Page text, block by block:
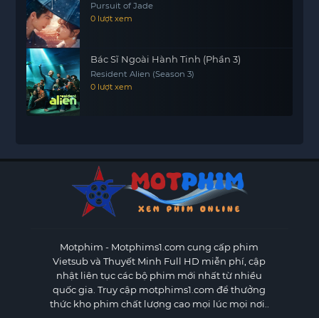
Pursuit of Jade
0 lượt xem
Bác Sĩ Ngoài Hành Tinh (Phần 3)
Resident Alien (Season 3)
0 lượt xem
Motphim - Motphims1.com cung cấp phim
Vietsub và Thuyết Minh Full HD miễn phí, cập
nhật liên tục các bộ phim mới nhất từ nhiều
quốc gia. Truy cập motphims1.com để thưởng
thức kho phim chất lượng cao mọi lúc mọi nơi..